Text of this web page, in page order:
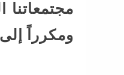
مجتمعاتنا
ومكرراً